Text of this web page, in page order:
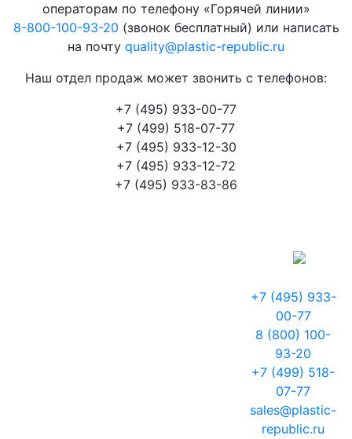
операторам по телефону «Горячей линии»
8-800-100-93-20 (звонок бесплатный) или написать
на почту quality@plastic-republic.ru
Наш отдел продаж может звонить с телефонов:
+7 (495) 933-00-77
+7 (499) 518-07-77
+7 (495) 933-12-30
+7 (495) 933-12-72
+7 (495) 933-83-86
+7 (495) 933-
00-77
8 (800) 100-
93-20
+7 (499) 518-
07-77
sales@plastic-
republic.ru